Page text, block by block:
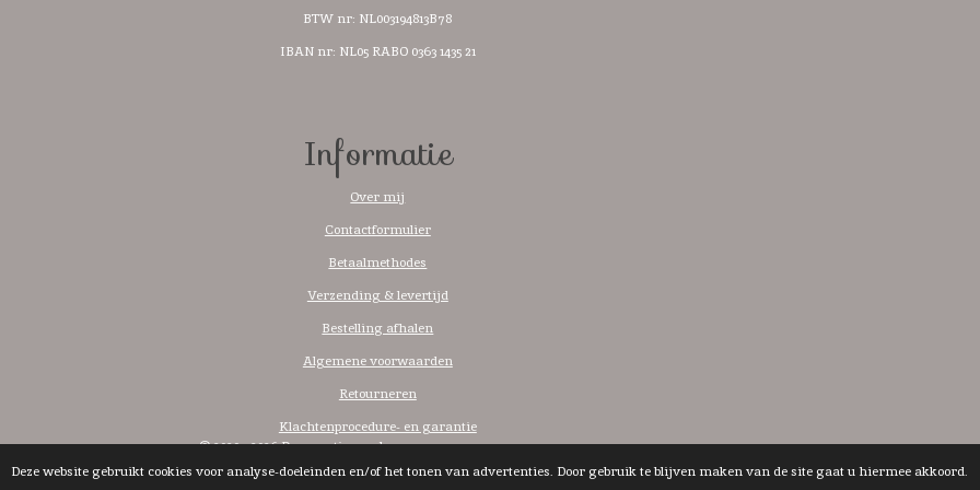
Deze website gebruikt cookies voor analyse-doeleinden en/of het tonen van advertenties. Door gebruik te blijven maken van de site gaat u hiermee akkoord.
BTW nr: NL003194813B78
IBAN nr: NL05 RABO 0363 1435 21
Informatie
Over mij
Contactformulier
Betaalmethodes
Verzending & levertijd
Bestelling afhalen
Algemene voorwaarden
Retourneren
Klachtenprocedure- en garantie
© 2020 - 2026 Dnacreations..nl